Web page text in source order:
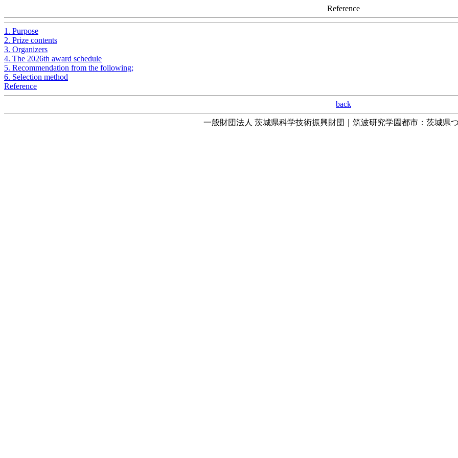
Reference
1. Purpose
2. Prize contents
3. Organizers
4. The 2026th award schedule
5. Recommendation from the following;
6. Selection method
Reference
back
一般財団法人 茨城県科学技術振興財団｜筑波研究学園都市：茨城県